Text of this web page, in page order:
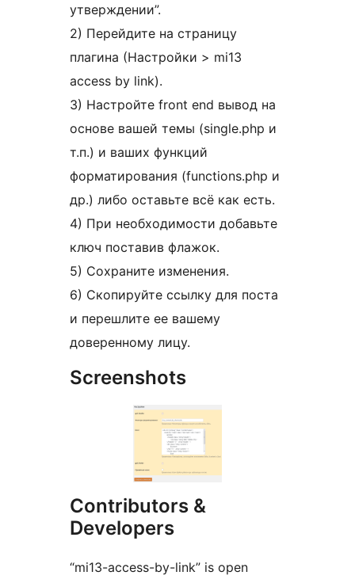
утверждении”.
2) Перейдите на страницу
плагина (Настройки > mi13
access by link).
3) Настройте front end вывод на
основе вашей темы (single.php и
т.п.) и ваших функций
форматирования (functions.php и
др.) либо оставьте всё как есть.
4) При необходимости добавьте
ключ поставив флажок.
5) Сохраните изменения.
6) Скопируйте ссылку для поста
и перешлите ее вашему
доверенному лицу.
Screenshots
Contributors &
Developers
“mi13-access-by-link” is open